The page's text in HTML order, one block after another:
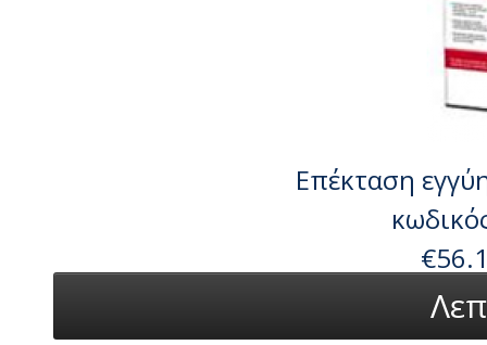
Επέκταση